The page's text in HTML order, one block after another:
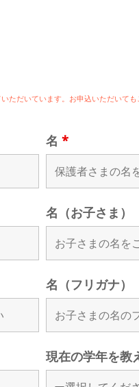
ただいています。お申込いただいて
名*
名（お子さま）
名（フリガナ）
現在の学年を教